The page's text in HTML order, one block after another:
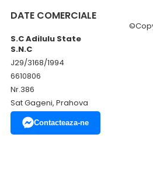
DATE COMERCIALE
S.C Adilulu State
S.N.C
J29/3168/1994
6610806
Nr.386
Sat Gageni, Prahova
Contacteaza-ne